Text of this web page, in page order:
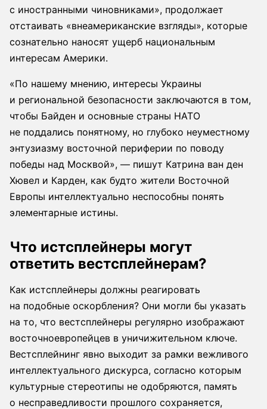
с иностранными чиновниками», продолжает
отстаивать «внеамериканские взгляды», которые
сознательно наносят ущерб национальным
интересам Америки.
«По нашему мнению, интересы Украины
и региональной безопасности заключаются в том,
чтобы Байден и основные страны НАТО
не поддались понятному, но глубоко неуместному
энтузиазму восточной периферии по поводу
победы над Москвой», — пишут Катрина ван ден
Хювел и Карден, как будто жители Восточной
Европы интеллектуально неспособны понять
элементарные истины.
Что истсплейнеры могут
ответить вестсплейнерам?
Как истсплейнеры должны реагировать
на подобные оскорбления? Они могли бы указать
на то, что вестсплейнеры регулярно изображают
восточноевропейцев в уничижительном ключе.
Вестсплейнинг явно выходит за рамки вежливого
интеллектуального дискурса, согласно которым
культурные стереотипы не одобряются, память
о несправедливости прошлого сохраняется,